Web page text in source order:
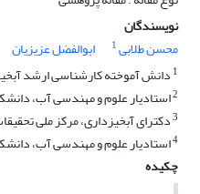
نویسندگان
محسن طلابی1 ابوالفضل عزیزیان
1 دانش آموخته کارشناسی ارشد
2استادیار علوم و مهندسی آب،
3دکترای آبخیزداری، مرکز ملی
4استادیار علوم و مهندسی آب،
چکیده